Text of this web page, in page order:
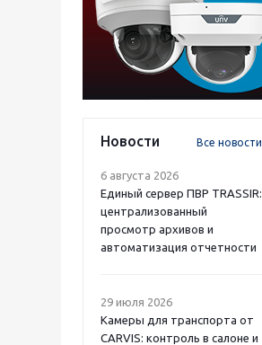
Новости Все новости
6 августа 2026
Единый сервер ПВР TRASSIR:
централизованный
просмотр архивов и
автоматизация отчетности
29 июля 2026
Камеры для транспорта от
CARVIS: контроль в салоне и